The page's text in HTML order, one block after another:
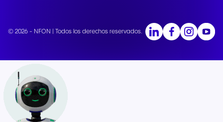
© 2026 - NFON | Todos los derechos reservados.